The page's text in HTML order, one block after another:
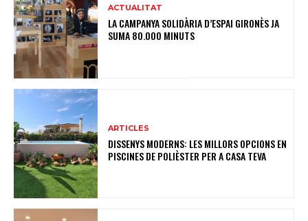
ACTUALITAT
LA CAMPANYA SOLIDÀRIA D’ESPAI GIRONÈS JA
SUMA 80.000 MINUTS
ARTICLES
DISSENYS MODERNS: LES MILLORS OPCIONS EN
PISCINES DE POLIÈSTER PER A CASA TEVA